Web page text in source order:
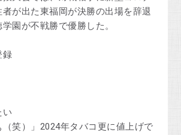
が出た東福岡が決勝の出場を辞退
園が不戦勝で優勝した。
録
い
（笑）」2024年タバコ更に値上げで